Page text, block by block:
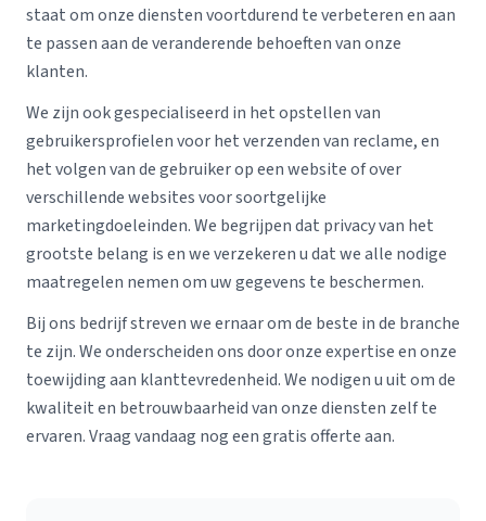
staat om onze diensten voortdurend te verbeteren en aan
te passen aan de veranderende behoeften van onze
klanten.
We zijn ook gespecialiseerd in het opstellen van
gebruikersprofielen voor het verzenden van reclame, en
het volgen van de gebruiker op een website of over
verschillende websites voor soortgelijke
marketingdoeleinden. We begrijpen dat privacy van het
grootste belang is en we verzekeren u dat we alle nodige
maatregelen nemen om uw gegevens te beschermen.
Bij ons bedrijf streven we ernaar om de beste in de branche
te zijn. We onderscheiden ons door onze expertise en onze
toewijding aan klanttevredenheid. We nodigen u uit om de
kwaliteit en betrouwbaarheid van onze diensten zelf te
ervaren. Vraag vandaag nog een gratis offerte aan.